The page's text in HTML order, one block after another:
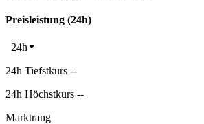
Preisleistung (24h)
24h
24h Tiefstkurs --
24h Höchstkurs --
Marktrang